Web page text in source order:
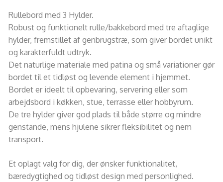
Rullebord med 3 Hylder.
Robust og funktionelt rulle/bakkebord med tre aftaglige
hylder, fremstillet af genbrugstræ, som giver bordet unikt
og karakterfuldt udtryk.
Det naturlige materiale med patina og små variationer gør
bordet til et tidløst og levende element i hjemmet.
Bordet er ideelt til opbevaring, servering eller som
arbejdsbord i køkken, stue, terrasse eller hobbyrum.
De tre hylder giver god plads til både større og mindre
genstande, mens hjulene sikrer fleksibilitet og nem
transport.
Et oplagt valg for dig, der ønsker funktionalitet,
bæredygtighed og tidløst design med personlighed.